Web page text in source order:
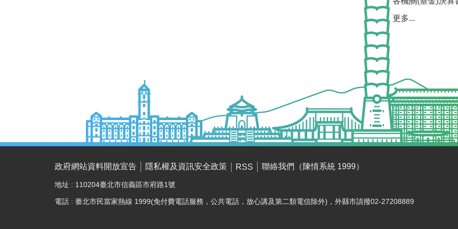
更多...
政府網站資料開放宣告 隱私權及資訊安全政策 RSS 聯絡我們（陳情系統 1999）
地址 : 110204臺北市信義區市府路1號
電話 : 臺北市民當家熱線 1999(免付費電話服務，公共電話，放心講及第二類電信除外)，外縣市請撥02-27208889